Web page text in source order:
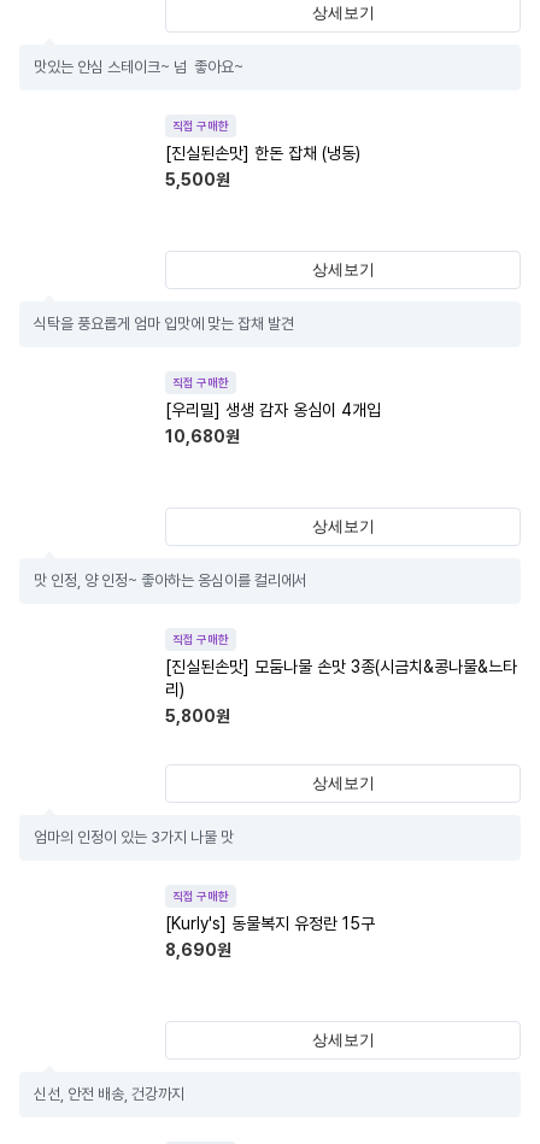
상세보기
맛있는 안심 스테이크~ 넘  좋아요~
직접 구매한
[진실된손맛] 한돈 잡채 (냉동)
5,500원
상세보기
식탁을 풍요롭게 엄마 입맛에 맞는 잡채 발견
직접 구매한
[우리밀] 생생 감자 옹심이 4개입
10,680원
상세보기
맛 인정, 양 인정~ 좋아하는 옹심이를 컬리에서
직접 구매한
[진실된손맛] 모둠나물 손맛 3종(시금치&콩나물&느타
리)
5,800원
상세보기
엄마의 인정이 있는 3가지 나물 맛
직접 구매한
[Kurly's] 동물복지 유정란 15구
8,690원
상세보기
신선, 안전 배송, 건강까지